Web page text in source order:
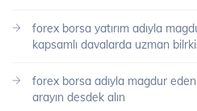
forex borsa yatırım adıyla
kapsamlı davalarda uzman
forex borsa adıyla magdur eden
arayın desdek alın